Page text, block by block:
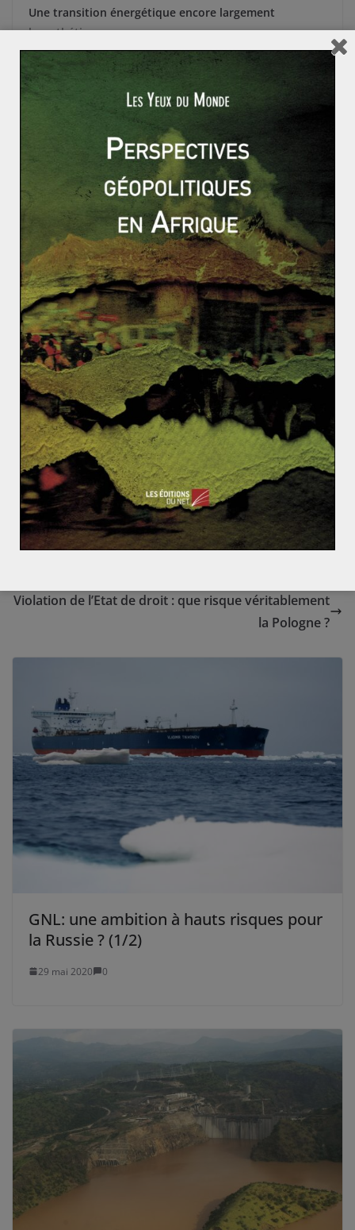
Une transition énergétique encore largement
hypothétique
Les entreprises, quant à elles, se posent déjà des
questions. Faut-il continuer à produire des
hydrocarbures à moindre coût, ou changer de business
model ? Pourront-elles encore investir massivement
dans de grands projets alors que les consommateurs
commencent à se tourner vers d’autres énergies dites
« propres » ? Les majors du secteur ne sont pas encore
engagées dans l’après pétrole, à l’exception notable de
Total, présent dans le solaire via sa filiale Sun Power, et
plus récemment via l’achat de Saft, grand fabricant
français de batteries.
Ainsi, bien que les scénarios de l’après-pétrole
commencent à être plus documentés et précis, leur
concrétisation demeure encore fortement
hypothétique, surtout du strict point de vue
économique. Mais il ne fait guère de doute qu’en cas
de remontée notable des cours pétroliers et gaziers, le
débat se fera bien plus pressant.
*Voir notamment
https://www.weforum.org/communities/global-agenda-
council-on-the-future-of-oil-gas
Violation de l’Etat de droit : que risque véritablement
la Pologne ?
GNL: une ambition à hauts risques pour
la Russie ? (1/2)
29 mai 2020 0